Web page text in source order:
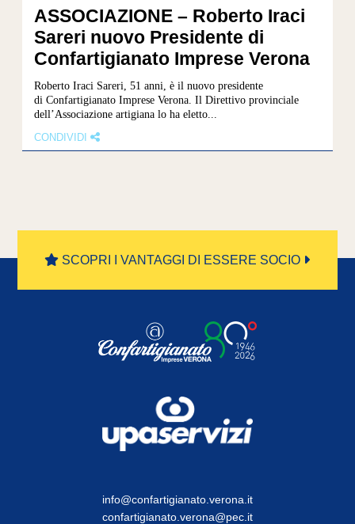
ASSOCIAZIONE – Roberto Iraci
Sareri nuovo Presidente di
Confartigianato Imprese Verona
Roberto Iraci Sareri, 51 anni, è il nuovo presidente
di Confartigianato Imprese Verona. Il Direttivo provinciale
dell’Associazione artigiana lo ha eletto...
CONDIVIDI
SCOPRI I VANTAGGI DI ESSERE SOCIO
info@confartigianato.verona.it
confartigianato.verona@pec.it